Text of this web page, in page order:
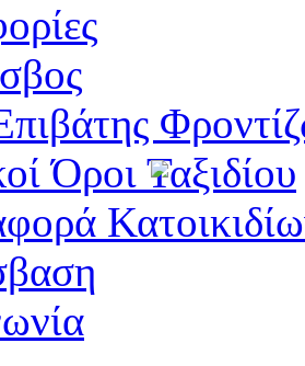
Όροι Ταξιδίου